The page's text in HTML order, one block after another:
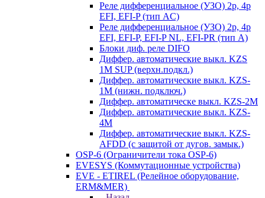
Реле дифференциальное (УЗО) 2р, 4р
EFI, EFI-P (тип AС)
Реле дифференциальное (УЗО) 2р, 4р
EFI, EFI-P, EFI-P NL, EFI-PR (тип A)
Блоки диф. реле DIFO
Диффер. автоматические выкл. KZS
1M SUP (верхн.подкл.)
Диффер. автоматические выкл. KZS-
1M (нижн. подключ.)
Диффер. автоматическе выкл. KZS-2M
Диффер. автоматические выкл. KZS-
4M
Диффер. автоматические выкл. KZS-
AFDD (с защитой от дугов. замык.)
OSP-6 (Ограничители тока OSP-6)
EVESYS (Коммутационные устройства)
EVE - ETIREL (Релейное оборудование,
ERM&MER)